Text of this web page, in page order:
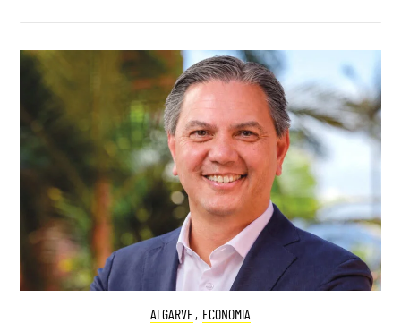
ALGARVE, ECONOMIA